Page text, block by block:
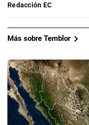
Redacción EC
Más sobre Temblor